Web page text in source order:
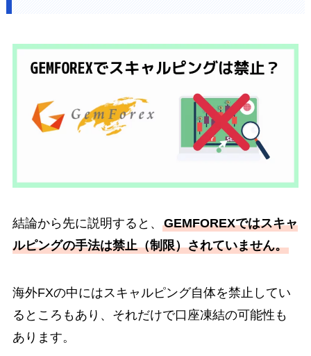
結論から先に説明すると、 GEMFOREXではスキャ
ルピングの手法は禁止（制限）されていません。
海外FXの中にはスキャルピング自体を禁止してい
るところもあり、それだけで口座凍結の可能性も
あります。